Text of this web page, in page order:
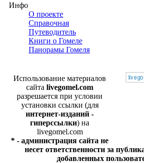
Инфо
О проекте
Справочная
Путеводитель
Книги о Гомеле
Панорамы Гомеля
Использование материалов
сайта livegomel.com
разрешается при условии
установки ссылки (для
интернет-изданий -
гиперссылки) на
livegomel.com
* - администрация сайта не
несет ответственности за
добавленных